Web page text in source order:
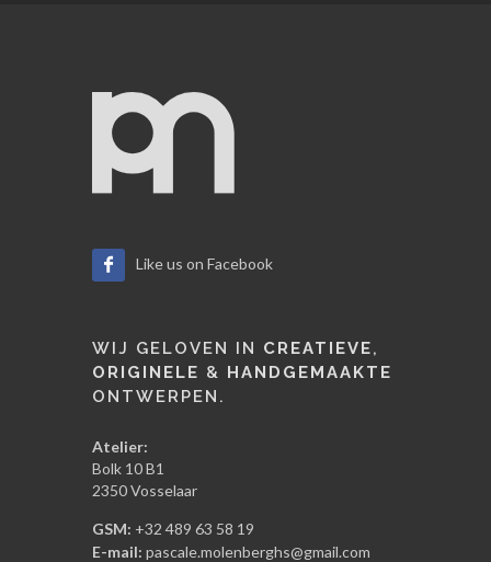
Like us on Facebook
WIJ GELOVEN IN CREATIEVE,
ORIGINELE & HANDGEMAAKTE
ONTWERPEN.
Atelier:
Bolk 10 B1
2350 Vosselaar
GSM: +32 489 63 58 19
E-mail: pascale.molenberghs@gmail.com